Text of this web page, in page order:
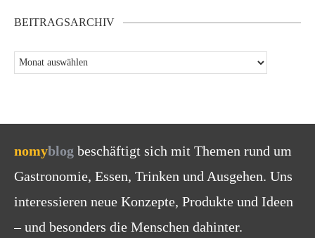
BEITRAGSARCHIV
nomyblog beschäftigt sich mit Themen rund um
Gastronomie, Essen, Trinken und Ausgehen. Uns
interessieren neue Konzepte, Produkte und Ideen
– und besonders die Menschen dahinter.